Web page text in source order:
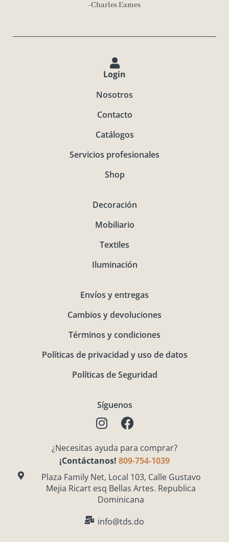
-Charles Eames
Login
Nosotros
Contacto
Catálogos
Servicios profesionales
Shop
Decoración
Mobiliario
Textiles
Iluminación
Envíos y entregas
Cambios y devoluciones
Términos y condiciones
Políticas de privacidad y uso de datos
Políticas de Seguridad
Síguenos
I
n
t
a
g
r
a
m
F
a
e
b
o
o
k
¿Necesitas ayuda para comprar?
¡Contáctanos! 809-754-1039
Plaza Family Net, Local 103, Calle Gustavo
Mejia Ricart esq Bellas Artes. Republica
Dominicana
info@tds.do